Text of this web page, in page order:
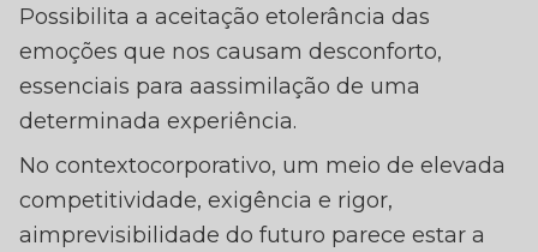
Possibilita a aceitação etolerância das
emoções que nos causam desconforto,
essenciais para aassimilação de uma
determinada experiência.
No contextocorporativo, um meio de elevada
competitividade, exigência e rigor,
aimprevisibilidade do futuro parece estar a